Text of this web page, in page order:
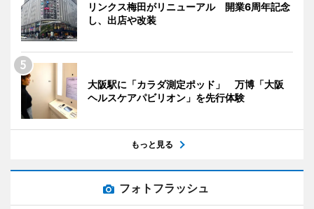
リンクス梅田がリニューアル 開業6周年記念
し、出店や改装
大阪駅に「カラダ測定ポッド」 万博「大阪
ヘルスケアパビリオン」を先行体験
もっと見る
フォトフラッシュ